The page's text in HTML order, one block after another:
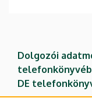
Dolgozói
DE